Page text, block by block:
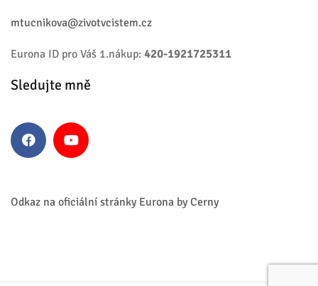
mtucnikova@zivotvcistem.cz
Eurona ID pro Váš 1.nákup: 420-1921725311
Sledujte mně
Odkaz na oficiální stránky Eurona by Cerny